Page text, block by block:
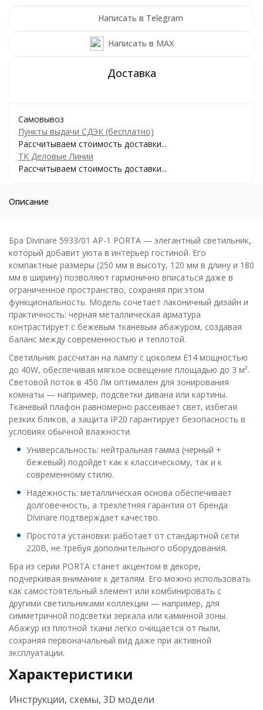
Написать в Telegram
Написать в MAX
Самовывоз
Пункты выдачи СДЭК (бесплатно)
Рассчитываем стоимость доставки...
ТК Деловые Линии
Рассчитываем стоимость доставки...
Описание
Бра Divinare 5933/01 AP-1 PORTA — элегантный светильник,
который добавит уюта в интерьер гостиной. Его
компактные размеры (250 мм в высоту, 120 мм в длину и 180
мм в ширину) позволяют гармонично вписаться даже в
ограниченное пространство, сохраняя при этом
функциональность. Модель сочетает лаконичный дизайн и
практичность: черная металлическая арматура
контрастирует с бежевым тканевым абажуром, создавая
баланс между современностью и теплотой.
Светильник рассчитан на лампу с цоколем E14 мощностью
до 40W, обеспечивая мягкое освещение площадью до 3 м².
Световой поток в 450 Лм оптимален для зонирования
комнаты — например, подсветки дивана или картины.
Тканевый плафон равномерно рассеивает свет, избегая
резких бликов, а защита IP20 гарантирует безопасность в
условиях обычной влажности.
Универсальность: нейтральная гамма (черный +
бежевый) подойдет как к классическому, так и к
современному стилю.
Надежность: металлическая основа обеспечивает
долговечность, а трехлетняя гарантия от бренда
Divinare подтверждает качество.
Простота установки: работает от стандартной сети
220В, не требуя дополнительного оборудования.
Бра из серии PORTA станет акцентом в декоре,
подчеркивая внимание к деталям. Его можно использовать
как самостоятельный элемент или комбинировать с
другими светильниками коллекции — например, для
симметричной подсветки зеркала или каминной зоны.
Абажур из плотной ткани легко очищается от пыли,
сохраняя первоначальный вид даже при активной
эксплуатации.
Характеристики
Инструкции, схемы, 3D модели